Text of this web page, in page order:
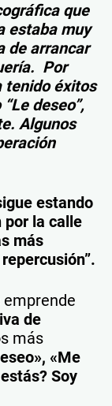
que
estaba muy
de arrancar
Por
tenido éxitos
deseo”,
Algunos
estando
por la calle
más
emprende
de
más
«Me
Soy